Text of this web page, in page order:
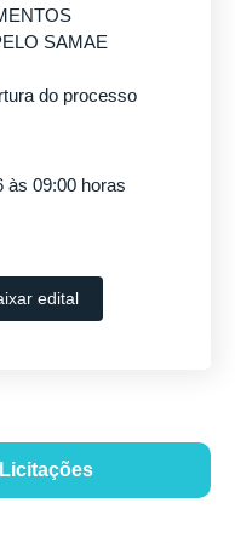
SAMAE
do processo
às 09:00 horas
edital